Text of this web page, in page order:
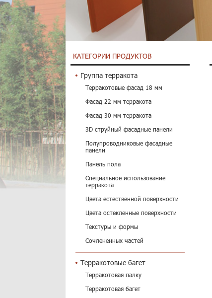
КАТЕГОРИИ ПРОДУКТОВ
Группа терракота
Терракотовые фасад 18 мм
Фасад 22 мм терракота
Фасад 30 мм терракота
3D струйный фасадные панели
Полупроводниковые фасадные
панели
Панель пола
Специальное использование
терракота
Цвета естественной поверхности
Цвета остекленные поверхности
Текстуры и формы
Сочлененных частей
Терракотовые багет
Терракотовая палку
Терракотовая багет